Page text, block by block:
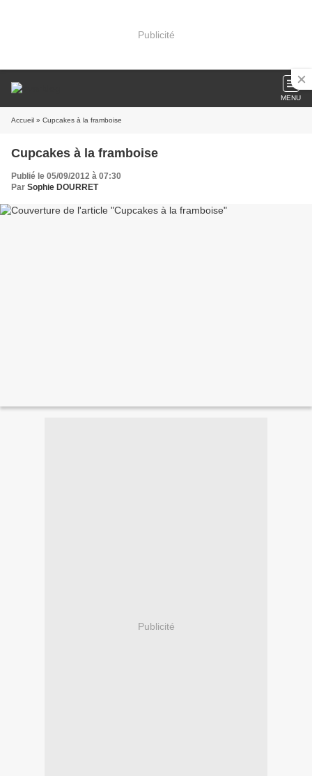
Publicité
MENU
Accueil » Cupcakes à la framboise
Cupcakes à la framboise
Publié le 05/09/2012 à 07:30
Par Sophie DOURRET
Publicité